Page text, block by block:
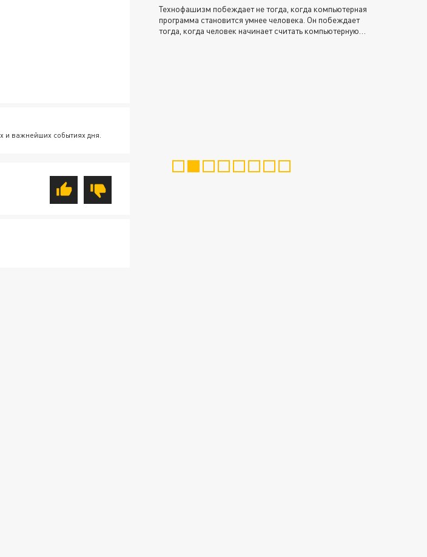
и важнейших событиях дня.
Технофашизм побеждает не тогда, когда компьютерная
программа становится умнее человека. Он побеждает
тогда, когда человек начинает считать компьютерную